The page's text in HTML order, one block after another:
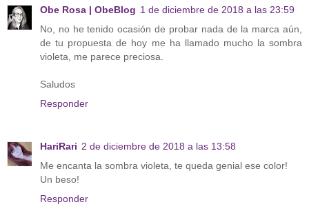
Obe Rosa | ObeBlog 1 de diciembre de 2018 a las 23:59
No, no he tenido ocasión de probar nada de la marca aún,
de tu propuesta de hoy me ha llamado mucho la sombra
violeta, me parece preciosa.
Saludos
Responder
HariRari 2 de diciembre de 2018 a las 13:58
Me encanta la sombra violeta, te queda genial ese color!
Un beso!
Responder